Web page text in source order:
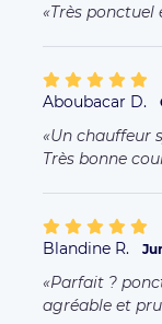
Très ponctuel
Aboubacar D.
Un chauffeur
Très bonne
Blandine R.
Parfait ?
agréable et